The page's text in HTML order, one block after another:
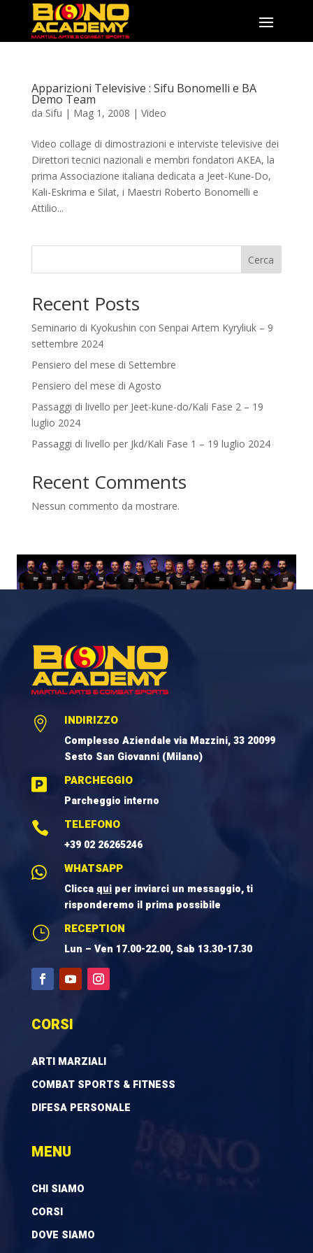
Apparizioni Televisive : Sifu Bonomelli e BA
Demo Team
da Sifu | Mag 1, 2008 | Video
Video collage di dimostrazioni e interviste televisive dei
Direttori tecnici nazionali e membri fondatori AKEA, la
prima Associazione italiana dedicata a Jeet-Kune-Do,
Kali-Eskrima e Silat, i Maestri Roberto Bonomelli e
Attilio...
Cerca
Recent Posts
Seminario di Kyokushin con Senpai Artem Kyryliuk – 9
settembre 2024
Pensiero del mese di Settembre
Pensiero del mese di Agosto
Passaggi di livello per Jeet-kune-do/Kali Fase 2 – 19
luglio 2024
Passaggi di livello per Jkd/Kali Fase 1 – 19 luglio 2024
Recent Comments
Nessun commento da mostrare.
 INDIRIZZO
Complesso Aziendale via Mazzini, 33 20099
Sesto San Giovanni (Milano)
 PARCHEGGIO
Parcheggio interno
 TELEFONO
+39 02 26265246
 WHATSAPP
Clicca quiper inviarci un messaggio, ti
risponderemo il prima possibile
} RECEPTION
Lun – Ven 17.00-22.00, Sab 13.30-17.30
CORSI
ARTI MARZIALI
COMBAT SPORTS & FITNESS
DIFESA PERSONALE
MENU
CHI SIAMO
CORSI
DOVE SIAMO